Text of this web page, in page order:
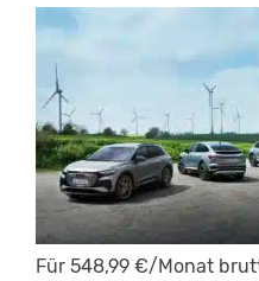
Für 548,99 €/Monat